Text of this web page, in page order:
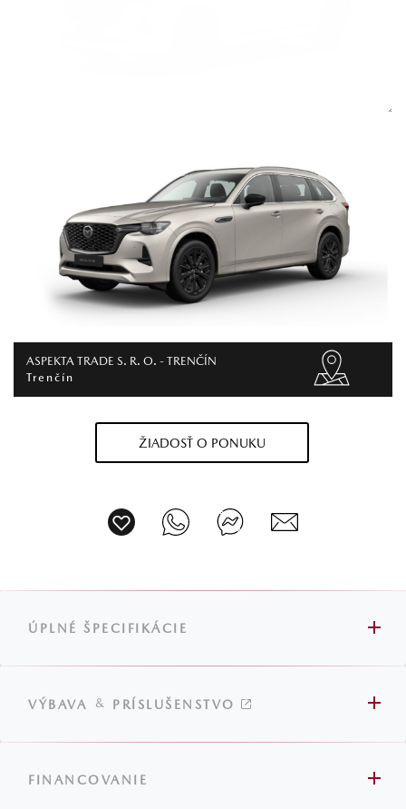
ASPEKTA TRADE S. R. O. - TRENČÍN
Trenčín
ŽIADOSŤ O PONUKU
ÚPLNÉ ŠPECIFIKÁCIE
VÝBAVA & PRÍSLUŠENSTVO
FINANCOVANIE